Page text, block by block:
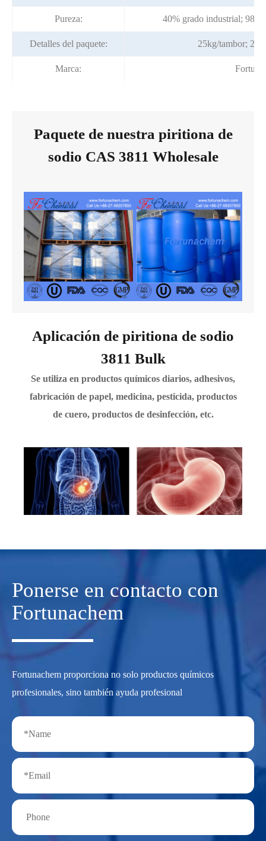
Pureza: 40% grado industrial; 98%
Detalles del paquete: 25kg/tambor;
Marca: Fortuna
Paquete de nuestra piritiona de
sodio CAS 3811 Wholesale
Aplicación de piritiona de sodio
3811 Bulk
Se utiliza en productos químicos diarios, adhesivos,
fabricación de papel, medicina, pesticida, productos
de cuero, productos de desinfección, etc.
Ponerse en contacto con
Fortunachem
Fortunachem proporciona no solo productos químicos
profesionales, sino también ayuda profesional